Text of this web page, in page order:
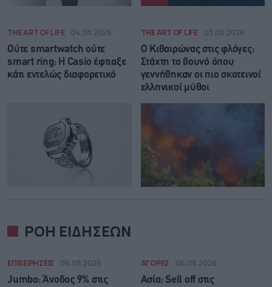
THE ART OF LIFE 04.08.2026
Ούτε smartwatch ούτε
smart ring: Η Casio έφτιαξε
κάτι εντελώς διαφορετικό
THE ART OF LIFE 03.08.2026
Ο Κιθαιρώνας στις φλόγες:
Στάχτη το βουνό όπου
γεννήθηκαν οι πιο σκοτεινοί
ελληνικοί μύθοι
ΡΟΗ ΕΙΔΗΣΕΩΝ
ΕΠΙΧΕΙΡΗΣΕΙΣ 06.08.2026
Jumbo: Άνοδος 9% στις
ΑΓΟΡΕΣ 06.08.2026
Ασία: Sell off στις